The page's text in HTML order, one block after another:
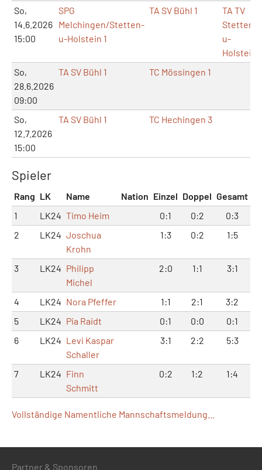
So,
14.6.2026
15:00
SPG
Melchingen/Stetten-
u-Holstein 1
TA SV Bühl 1
TA TV
Stetten-
u-
Holstein
So,
28.6.2026
09:00
TA SV Bühl 1 TC Mössingen 1
So,
12.7.2026
15:00
TA SV Bühl 1 TC Hechingen 3
Spieler
Rang LK Name Nation Einzel Doppel Gesamt
1
LK24 Timo Heim 0:1 0:2
0:3
2
LK24 Joschua
Krohn
1:3 0:2 1:5
3 LK24 Philipp
Michel
2:0 1:1 3:1
4 LK24 Nora Pfeffer 1:1 2:1
3:2
5
LK24 Pia Raidt 0:1 0:0
0:1
6
LK24 Levi Kaspar
Schaller
3:1 2:2 5:3
7 LK24 Finn
Schmitt
0:2 1:2 1:4
Vollständige Namentliche Mannschaftsmeldung...
Partner & Sponsoren